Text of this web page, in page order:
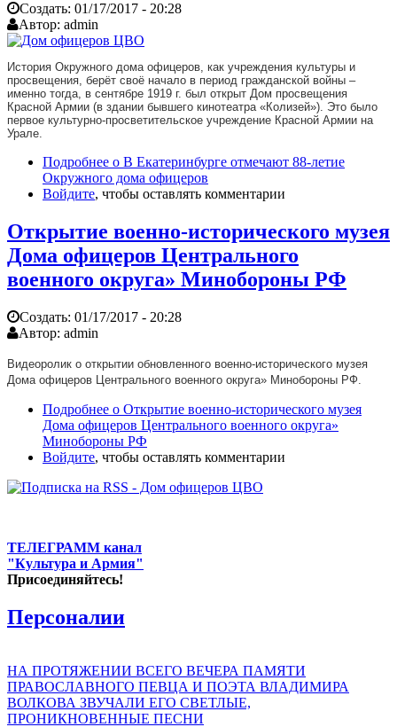
Создать: 01/17/2017 - 20:28
Автор: admin
История Окружного дома офицеров, как учреждения культуры и
просвещения, берёт своё начало в период гражданской войны –
именно тогда, в сентябре 1919 г. был открыт Дом просвещения
Красной Армии (в здании бывшего кинотеатра «Колизей»). Это было
первое культурно-просветительское учреждение Красной Армии на
Урале.
Подробнее о В Екатеринбурге отмечают 88-летие
Окружного дома офицеров
Войдите, чтобы оставлять комментарии
Открытие военно-исторического музея
Дома офицеров Центрального
военного округа» Минобороны РФ
Создать: 01/17/2017 - 20:28
Автор: admin
Видеоролик о открытии обновленного военно-исторического музея
Дома офицеров Центрального военного округа» Минобороны РФ.
Подробнее о Открытие военно-исторического музея
Дома офицеров Центрального военного округа»
Минобороны РФ
Войдите, чтобы оставлять комментарии
ТЕЛЕГРАММ канал
"Культура и Армия"
Присоединяйтесь!
Персоналии
НА ПРОТЯЖЕНИИ ВСЕГО ВЕЧЕРА ПАМЯТИ
ПРАВОСЛАВНОГО ПЕВЦА И ПОЭТА ВЛАДИМИРА
ВОЛКОВА ЗВУЧАЛИ ЕГО СВЕТЛЫЕ,
ПРОНИКНОВЕННЫЕ ПЕСНИ